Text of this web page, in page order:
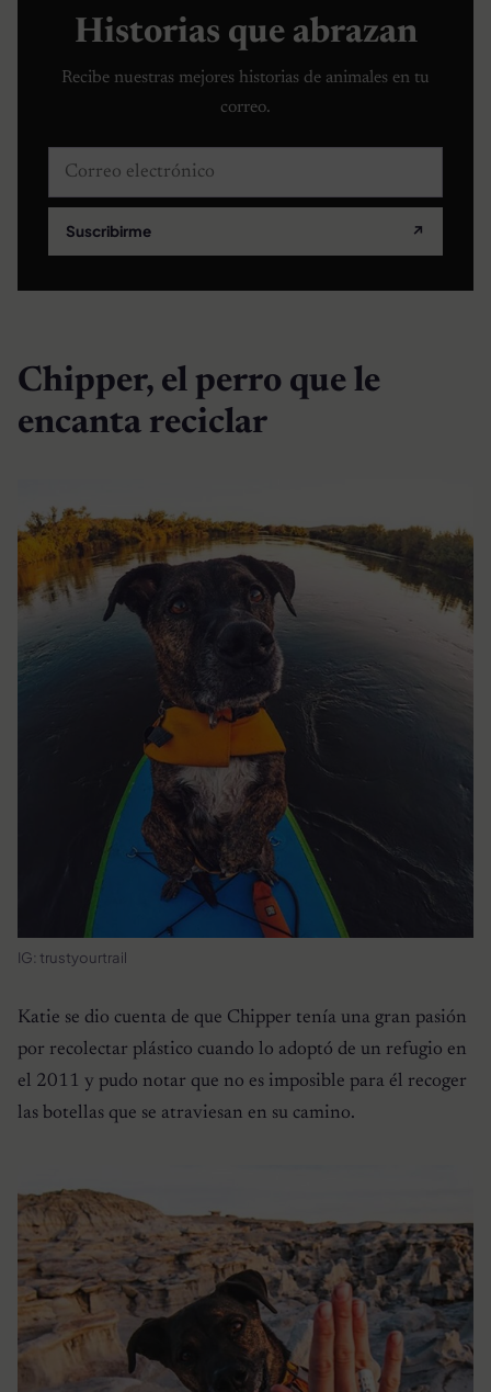
Historias que abrazan
Recibe nuestras mejores historias de animales en tu
correo.
Correo electrónico
Suscribirme ↗
Chipper, el perro que le
encanta reciclar
IG: trustyourtrail
Katie se dio cuenta de que Chipper tenía una gran pasión
por recolectar plástico cuando lo adoptó de un refugio en
el 2011 y pudo notar que no es imposible para él recoger
las botellas que se atraviesan en su camino.